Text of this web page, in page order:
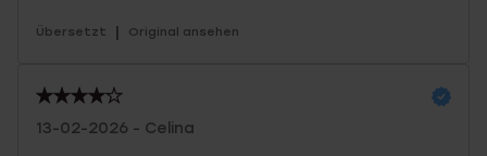
Übersetzt | Original ansehen
13-02-2026 - Celina